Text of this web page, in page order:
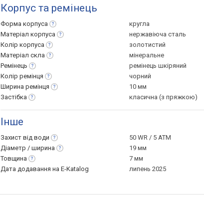
Корпус та ремінець
Форма корпуса
кругла
Матеріал корпуса
нержавіюча сталь
Колір корпуса
золотистий
Матеріал скла
мінеральне
Ремінець
ремінець шкіряний
Колір ремінця
чорний
Ширина ремінця
10 мм
Застібка
класична (з пряжкою)
Інше
Захист від води
50 WR / 5 ATM
Діаметр / ширина
19 мм
Товщина
7 мм
Дата додавання на E-Katalog
липень 2025